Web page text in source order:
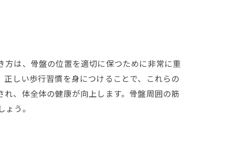
は、骨盤の位置を適切に保つために非常に重
しい歩行習慣を身につけることで、これらの
、体全体の健康が向上します。骨盤周囲の筋
う。